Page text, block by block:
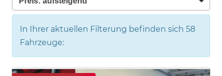
In Ihrer aktuellen Filterung befinden sich 58
Fahrzeuge: